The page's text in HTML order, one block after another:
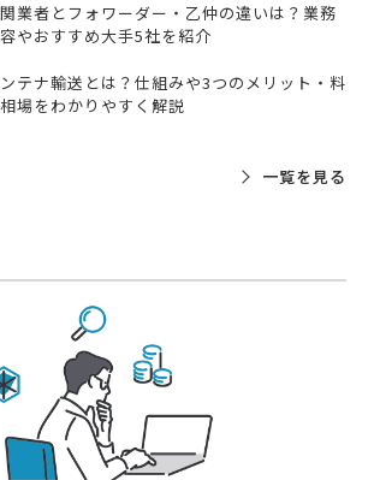
業者とフォワーダー・乙仲の違いは？業務
やおすすめ大手5社を紹介
テナ輸送とは？仕組みや3つのメリット・料
場をわかりやすく解説
一覧を見る